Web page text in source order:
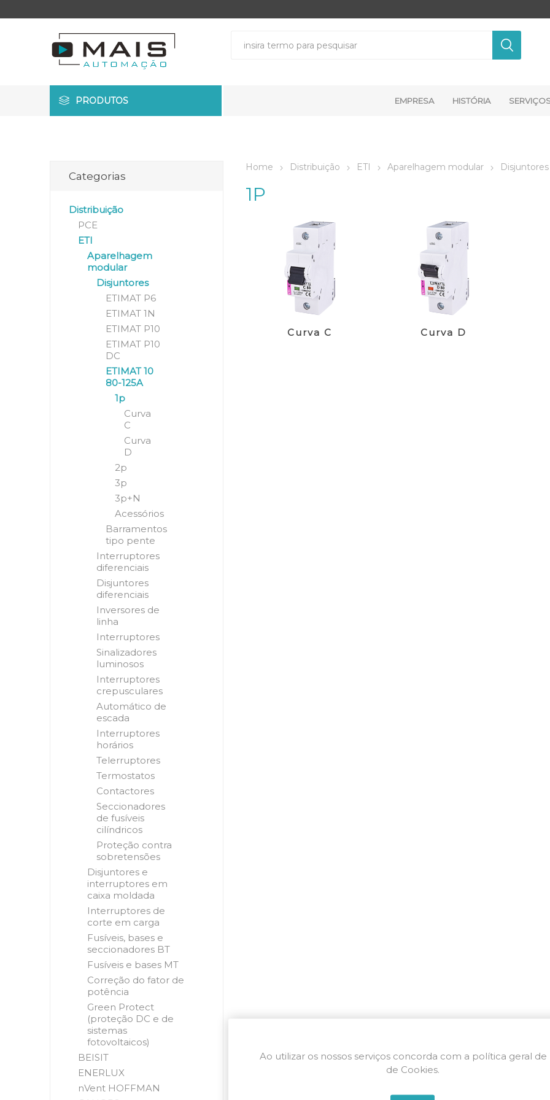
PRODUTOS EMPRESA HISTÓRIA
Home Distribuição ETI Aparelhagem modular Disjuntores
1P
Curva C Curva D
Categorias
Distribuição
PCE
ETI
Aparelhagem
modular
Disjuntores
ETIMAT P6
ETIMAT 1N
ETIMAT P10
ETIMAT P10
DC
ETIMAT 10
80-125A
1p
Curva
C
Curva
D
2p
3p
3p+N
Acessórios
Barramentos
tipo pente
Interruptores
diferenciais
Disjuntores
diferenciais
Inversores de
linha
Interruptores
Sinalizadores
luminosos
Interruptores
crepusculares
Automático de
escada
Interruptores
horários
Telerruptores
Termostatos
Contactores
Seccionadores
de fusíveis
cilíndricos
Proteção contra
sobretensões
Disjuntores e
interruptores em
caixa moldada
Interruptores de
corte em carga
Fusíveis, bases e
seccionadores BT
Fusíveis e bases MT
Correção do fator de
potência
Green Protect
(proteção DC e de
sistemas
fotovoltaicos)
BEISIT
ENERLUX
nVent HOFFMAN
Ao utilizar os nossos serviços concorda com a política geral de
de Cookies.